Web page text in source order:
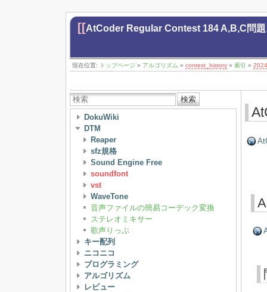
[[AtCoder Regular Contest 184 A,B,C問題
現在位置: トップページ » アルゴリズム » contest_history » 索引 » 2024
検索
DokuWiki
DTM
Reaper
sfz規格
Sound Engine Free
soundfont
vst
WaveTone
音声ファイルの簡易コーデック変換
ステレオミキサー
歌声りっぷ
キー配列
ニコニコ
プログラミング
アルゴリズム
レビュー